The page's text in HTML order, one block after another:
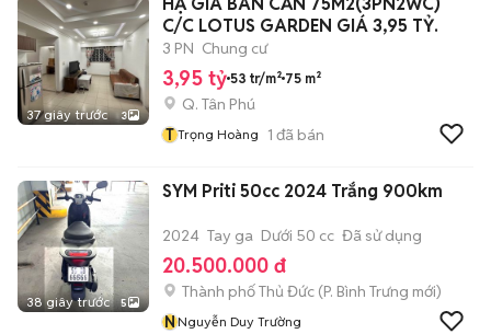
37 giây trước 3
C/C LOTUS GARDEN GIÁ 3,95 TỶ.
3 PN Chung cư
3,95 tỷ 53 tr/m² 75 m²
Q. Tân Phú
T Trọng Hoàng 1 đã bán
38 giây trước 5
SYM Priti 50cc 2024 Trắng 900km
2024 Tay ga Dưới 50 cc Đã sử dụng
20.500.000 đ
Thành phố Thủ Đức (P. Bình Trưng mới)
NNguyễn Duy Trường